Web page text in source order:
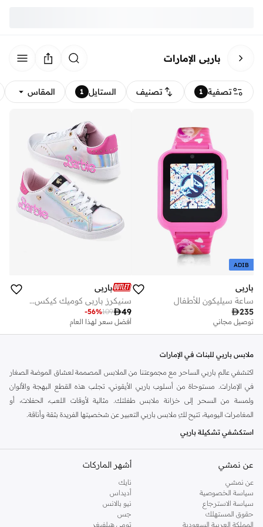
باربي الإمارات
تصفية 1 تصنيف الستايل 1 المقاس
ADIB
باربي
ساعة سيليكون للأطفال
235
توصيل مجاني
باربي
سنيكرز باربي كوميك كيكس من أوربان هول للسيدات
49
109
-56%
أفضل سعر لهذا العام
ملابس باربي للبنات في الإمارات
اكتشفي عالم باربي الساحر مع مجموعتنا من الملابس المصممة لعشاق الموضة الصغار
في الإمارات. مستوحاة من أسلوب باربي الأيقوني، تجلب هذه القطع البهجة والألوان
ولمسة من السحر إلى خزانة ملابس طفلتك. مثالية لأوقات اللعب، الحفلات، أو
المغامرات اليومية، تتيح لكِ ملابس باربي التعبير عن شخصيتها الفريدة بثقة وأناقة.
استكشفي تشكيلة باربي
يضم اختيارنا المنسق مجموعة متنوعة من الملابس التي تجسد جوهر باربي. من
الفساتين الزاهية والبلوزات المرحة إلى البنطلونات المريحة والإكسسوارات الأنيقة، كل
قطعة مصممة بعناية فائقة وجودة عالية. ابحثي عن الأزياء التي تحتفي بالخيال وتمكن
طفلتك من تحقيق أحلامها الكبيرة.
فساتين:فساتين لامعة وملونة وممتعة مثالية للمناسبات الخاصة أو ارتداء الملابس
عن نمشي
عن نمشي
سياسة الخصوصية
سياسة الاسترجاع
حقوق المستهلك
المملكة العربية السعودية
أشهر الماركات
نايك
أديداس
نيو بالانس
جس
تومي هيلفيغر